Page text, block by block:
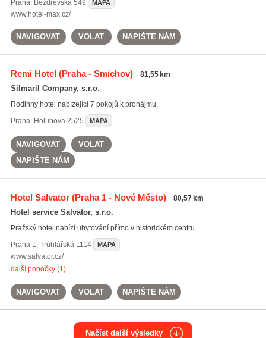
Praha, Bezdrevská 549 MAPA
www.hotel-max.cz/
NAVIGOVAT VOLAT NAPIŠTE NÁM
Remi Hotel(Praha - Smíchov) 81,55 km
Silmaril Company, s.r.o.
Rodinný hotel nabízející 7 pokojů k pronájmu.
Praha, Holubova 2525 MAPA
NAVIGOVAT
VOLAT
NAPIŠTE NÁM
Hotel Salvator(Praha 1 - Nové Město) 80,57 km
Hotel service Salvator, s.r.o.
Pražský hotel nabízí ubytování přímo v historickém centru.
Praha 1, Truhlářská 1114 MAPA
www.salvator.cz/
další pobočky (1)
NAVIGOVAT VOLAT NAPIŠTE NÁM
Načíst další výsledky